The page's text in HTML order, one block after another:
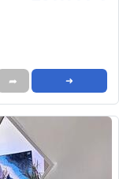
➦ ➜